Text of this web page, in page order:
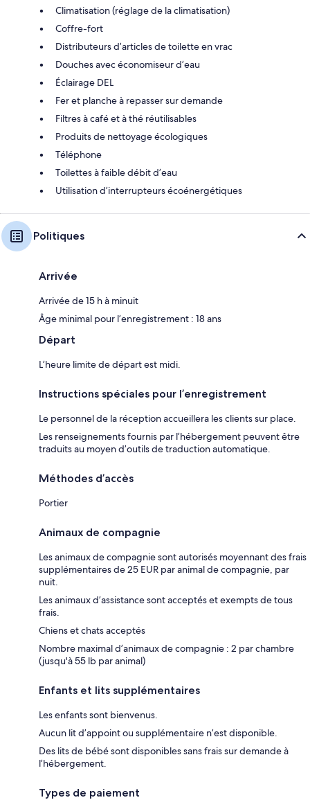
Climatisation (réglage de la climatisation)
Coffre-fort
Distributeurs d’articles de toilette en vrac
Douches avec économiseur d’eau
Éclairage DEL
Fer et planche à repasser sur demande
Filtres à café et à thé réutilisables
Produits de nettoyage écologiques
Téléphone
Toilettes à faible débit d’eau
Utilisation d’interrupteurs écoénergétiques
Politiques
Arrivée
Arrivée de 15 h à minuit
Âge minimal pour l’enregistrement : 18 ans
Départ
L’heure limite de départ est midi.
Instructions spéciales pour l’enregistrement
Le personnel de la réception accueillera les clients sur place.
Les renseignements fournis par l’hébergement peuvent être
traduits au moyen d’outils de traduction automatique.
Méthodes d’accès
Portier
Animaux de compagnie
Les animaux de compagnie sont autorisés moyennant des frais
supplémentaires de 25 EUR par animal de compagnie, par
nuit.
Les animaux d’assistance sont acceptés et exempts de tous
frais.
Chiens et chats acceptés
Nombre maximal d’animaux de compagnie : 2 par chambre
(jusqu'à 55 lb par animal)
Enfants et lits supplémentaires
Les enfants sont bienvenus.
Aucun lit d’appoint ou supplémentaire n’est disponible.
Des lits de bébé sont disponibles sans frais sur demande à
l’hébergement.
Types de paiement